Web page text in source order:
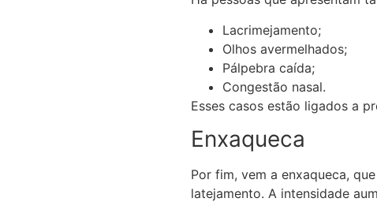
Lacrimejamento;
Olhos avermelhados;
Pálpebra caída;
Congestão nasal.
Esses casos estão ligados a
Enxaqueca
Por fim, vem a enxaqueca,
latejamento. A intensidade